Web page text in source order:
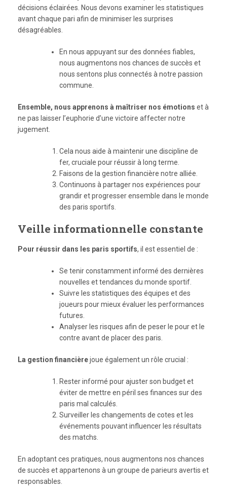
décisions éclairées. Nous devons examiner les statistiques
avant chaque pari afin de minimiser les surprises
désagréables.
En nous appuyant sur des données fiables,
nous augmentons nos chances de succès et
nous sentons plus connectés à notre passion
commune.
Ensemble, nous apprenons à maîtriser nos émotions et à
ne pas laisser l’euphorie d’une victoire affecter notre
jugement.
Cela nous aide à maintenir une discipline de
fer, cruciale pour réussir à long terme.
Faisons de la gestion financière notre alliée.
Continuons à partager nos expériences pour
grandir et progresser ensemble dans le monde
des paris sportifs.
Veille informationnelle constante
Pour réussir dans les paris sportifs, il est essentiel de :
Se tenir constamment informé des dernières
nouvelles et tendances du monde sportif.
Suivre les statistiques des équipes et des
joueurs pour mieux évaluer les performances
futures.
Analyser les risques afin de peser le pour et le
contre avant de placer des paris.
La gestion financièrejoue également un rôle crucial :
Rester informé pour ajuster son budget et
éviter de mettre en péril ses finances sur des
paris mal calculés.
Surveiller les changements de cotes et les
événements pouvant influencer les résultats
des matchs.
En adoptant ces pratiques, nous augmentons nos chances
de succès et appartenons à un groupe de parieurs avertis et
responsables.